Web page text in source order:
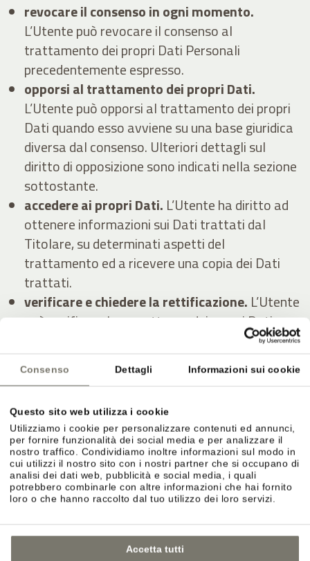
Consenso Dettagli Informazioni sui cookie
Questo sito web utilizza i cookie
Utilizziamo i cookie per personalizzare contenuti ed annunci,
per fornire funzionalità dei social media e per analizzare il
nostro traffico. Condividiamo inoltre informazioni sul modo in
cui utilizzi il nostro sito con i nostri partner che si occupano di
analisi dei dati web, pubblicità e social media, i quali
potrebbero combinarle con altre informazioni che hai fornito
loro o che hanno raccolto dal tuo utilizzo dei loro servizi.
Accetta tutti
revocare il consenso in ogni momento.
L’Utente può revocare il consenso al
trattamento dei propri Dati Personali
precedentemente espresso.
opporsi al trattamento dei propri Dati.
L’Utente può opporsi al trattamento dei propri
Dati quando esso avviene su una base giuridica
diversa dal consenso. Ulteriori dettagli sul
diritto di opposizione sono indicati nella sezione
sottostante.
accedere ai propri Dati. L’Utente ha diritto ad
ottenere informazioni sui Dati trattati dal
Titolare, su determinati aspetti del
trattamento ed a ricevere una copia dei Dati
trattati.
verificare e chiedere la rettificazione. L’Utente
può verificare la correttezza dei propri Dati e
richiederne l’aggiornamento o la correzione.
ottenere la limitazione del trattamento.
Quando ricorrono determinate condizioni,
trattamento dei propri Dati. In tal caso il
Titolare non tratterà i Dati per alcun altro
scopo se non la loro conservazione.
ottenere la cancellazione o rimozione dei
propri Dati Personali.Quando ricorrono
la cancellazione dei propri Dati da parte del